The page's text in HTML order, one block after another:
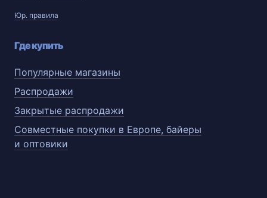
Юр. правила
Где купить
Популярные магазины
Распродажи
Закрытые распродажи
Совместные покупки в Европе, байеры
и оптовики